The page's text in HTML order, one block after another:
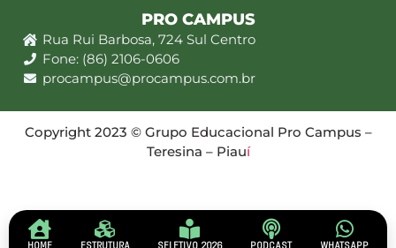
PRO CAMPUS
Rua Rui Barbosa, 724 Sul Centro
Fone: (86) 2106-0606
procampus@procampus.com.br
Copyright 2023 © Grupo Educacional Pro Campus –
Teresina – Piauí
HOME ESTRUTURA SELETIVO 2026 PODCAST WHATSAPP